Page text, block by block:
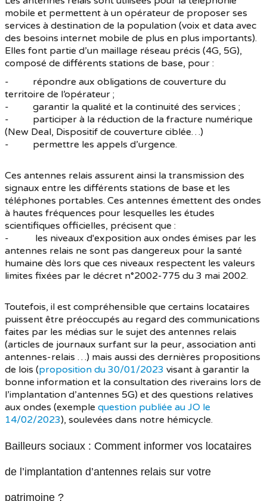
mobile et permettent à un opérateur de proposer ses
services à destination de la population (voix et data avec
des besoins internet mobile de plus en plus importants).
Elles font partie d’un maillage réseau précis (4G, 5G),
composé de différents stations de base, pour :
- répondre aux obligations de couverture du
territoire de l’opérateur ;
- garantir la qualité et la continuité des services ;
- participer à la réduction de la fracture numérique
(New Deal, Dispositif de couverture ciblée…)
- permettre les appels d’urgence.
Ces antennes relais assurent ainsi la transmission des
signaux entre les différents stations de base et les
téléphones portables. Ces antennes émettent des ondes
à hautes fréquences pour lesquelles les études
scientifiques officielles, précisent que :
- les niveaux d'exposition aux ondes émises par les
antennes relais ne sont pas dangereux pour la santé
humaine dès lors que ces niveaux respectent les valeurs
limites fixées par le décret n°2002-775 du 3 mai 2002.
Toutefois, il est compréhensible que certains locataires
puissent être préoccupés au regard des communications
faites par les médias sur le sujet des antennes relais
(articles de journaux surfant sur la peur, association anti
antennes-relais …) mais aussi des dernières propositions
de lois (proposition du 30/01/2023 visant à garantir la
bonne information et la consultation des riverains lors de
l’implantation d’antennes 5G) et des questions relatives
aux ondes (exemple question publiée au JO le
14/02/2023), soulevées dans notre hémicycle.
Bailleurs sociaux : Comment informer vos locataires
de l’implantation d’antennes relais sur votre
patrimoine ?